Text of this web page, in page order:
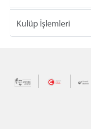
Kulüp İşlemleri